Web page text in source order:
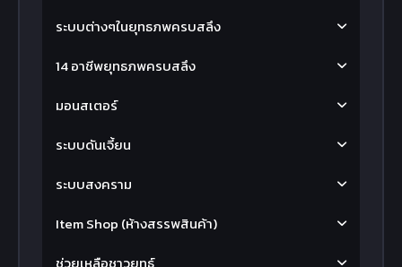
ระบบต่างๆในยุทธภพครบสลึง
14 อาชีพยุทธภพครบสลึง
มอนสเตอร์
ระบบดันเจี้ยน
ระบบสงคราม
Item Shop (ห้างสรรพสินค้า)